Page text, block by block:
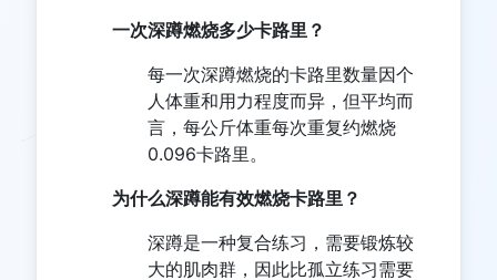
一次深蹲燃烧多少卡路里？
每一次深蹲燃烧的卡路里数量因个
人体重和用力程度而异，但平均而
言，每公斤体重每次重复约燃烧
0.096卡路里。
为什么深蹲能有效燃烧卡路里？
深蹲是一种复合练习，需要锻炼较
大的肌肉群，因此比孤立练习需要